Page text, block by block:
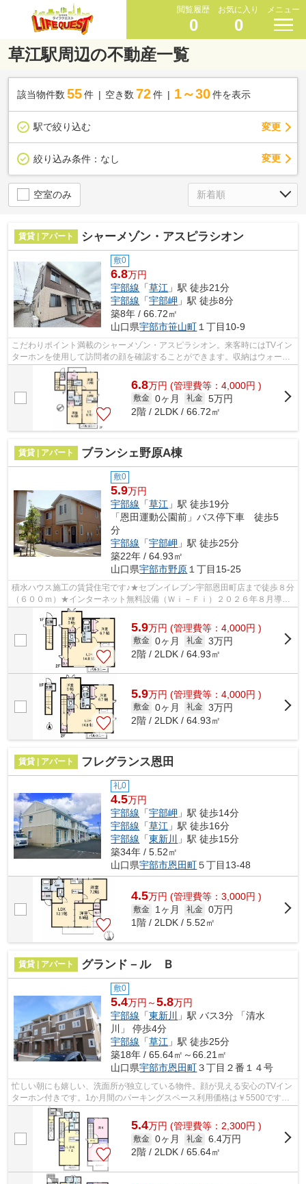
閲覧履歴
0
お気に入り
0
メニュー
草江駅周辺の不動産一覧
該当物件数 55件 空き数 72 件 1～30 件を表示
駅で絞り込む 変更
絞り込み条件： なし 変更
空室のみ
賃貸 | アパート シャーメゾン・アスピラシオン
敷0
6.8万円
宇部線 「草江 」駅 徒歩21分
宇部線 「宇部岬 」駅 徒歩8分
築8年 / 66.72㎡
山口県宇部市笹山町１丁目10-9
こだわりポイント満載のシャーメゾン・アスピラシオン。来客時にはTVイン
ターホンを使用して訪問者の顔を確認することができます。収納はウォーク
インクロゼット・シューズボックスな...
6.8万円 (管理費等：4,000円 )
敷金 0ヶ月 礼金 5万円
2階 / 2LDK / 66.72㎡
賃貸 | アパート ブランシェ野原A棟
敷0
5.9万円
宇部線 「草江 」駅 徒歩19分
「恩田運動公園前」バス停下車 徒歩5
分
宇部線 「宇部岬 」駅 徒歩25分
築22年 / 64.93㎡
山口県宇部市野原 １丁目15-25
積水ハウス施工の賃貸住宅です♪★セブンイレブン宇部恩田町店まで徒歩８分
（６００ｍ）★インターネット無料設備（Ｗｉ－Ｆｉ）２０２６年８月導入
予定★敷地内ゴミＢＯＸ有★エアコン★テ...
5.9万円 (管理費等：4,000円 )
敷金 0ヶ月 礼金 3万円
2階 / 2LDK / 64.93㎡
5.9万円 (管理費等：4,000円 )
敷金 0ヶ月 礼金 3万円
2階 / 2LDK / 64.93㎡
賃貸 | アパート フレグランス恩田
礼0
4.5万円
宇部線 「宇部岬 」駅 徒歩14分
宇部線 「草江 」駅 徒歩16分
宇部線 「東新川
」駅 徒歩15分
築34年 / 5.52㎡
山口県宇部市恩田町５丁目13-48
4.5万円 (管理費等：3,000円 )
敷金 1ヶ月 礼金 0万円
1階 / 2LDK / 5.52㎡
賃貸 | アパート グランド－ル Ｂ
敷0
5.4万円～5.8万円
宇部線 「東新川 」駅 バス3分 「清水
川」 停歩4分
宇部線 「草江 」駅 徒歩25分
築18年 / 65.64㎡～66.21㎡
山口県宇部市恩田町３丁目２番１４号
忙しい朝にも嬉しい、洗面所が独立している物件。顔が見える安心のTVイン
ターホン付きです。1か月間のパーキングスペース利用価格は￥5500です。
お部屋の面積も65.64㎡あります。東新...
5.4万円 (管理費等：2,300円 )
敷金 0ヶ月 礼金 6.4万円
2階 / 2LDK / 65.64㎡